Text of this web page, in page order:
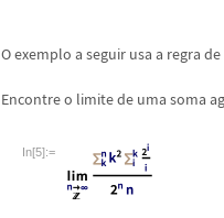
O exemplo a seguir usa a regra de
Encontre o limite de uma soma
In[5]:=